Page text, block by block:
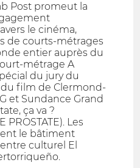
Post promeut la
le cinéma,
de courts-métrages
entier auprès du
métrage A
du jury du
film de Clermond-
et Sundance Grand
ça va ?
PROSTATE). Les
le bâtiment
culturel El